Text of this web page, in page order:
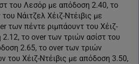
του Λεσόρ με απόδοση 2.40, το
Νάιτζελ Χέιζ-Ντέιβις με
των πέντε ριμπάουντ του Χέιζ-
2.12, το over των τριών ασίστ του
2.65, το over των τριών
του Χέιζ-Ντέιβις με απόδοση 3.50,